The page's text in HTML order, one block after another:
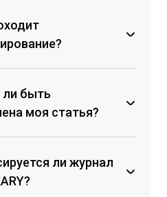
быть
моя статья?
авторов не внес
взнос;
ли журнал